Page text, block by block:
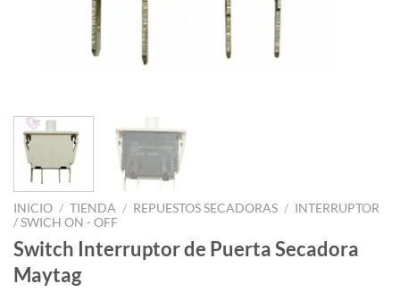
INICIO / TIENDA / REPUESTOS SECADORAS / INTERRUPTOR
/ SWICH ON - OFF
Switch Interruptor de Puerta Secadora
Maytag